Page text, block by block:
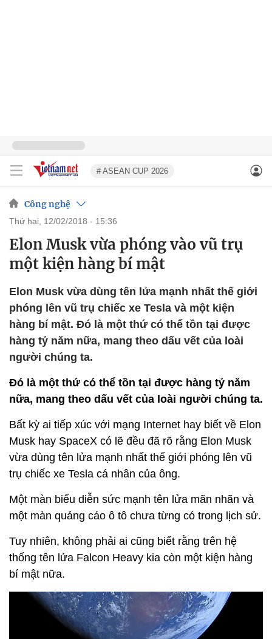
# ASEAN CUP 2026
Công nghệ
thứ hai, 12/02/2018 - 15:36
Elon Musk vừa phóng vào vũ trụ
một kiện hàng bí mật
Elon Musk vừa dùng tên lửa mạnh nhất thế giới
phóng lên vũ trụ chiếc xe Tesla và một kiện
hàng bí mật. Đó là một thứ có thể tồn tại được
hàng tỷ năm nữa, mang theo dấu vết của loài
người chúng ta.
Đó là một thứ có thể tồn tại được hàng tỷ năm
nữa, mang theo dấu vết của loài người chúng ta.
Bất kỳ ai tiếp xúc với mạng Internet hay biết về Elon
Musk hay SpaceX có lẽ đều đã rõ rằng Elon Musk
vừa dùng tên lửa mạnh nhất thế giới phóng lên vũ
trụ chiếc xe Tesla cá nhân của ông.
Một màn biểu diễn sức mạnh tên lửa mãn nhãn và
một màn quảng cáo ô tô chưa từng có trong lịch sử.
Tuy nhiên, không phải ai cũng biết rằng trên hệ
thống tên lửa Falcon Heavy kia còn một kiện hàng
bí mật nữa.